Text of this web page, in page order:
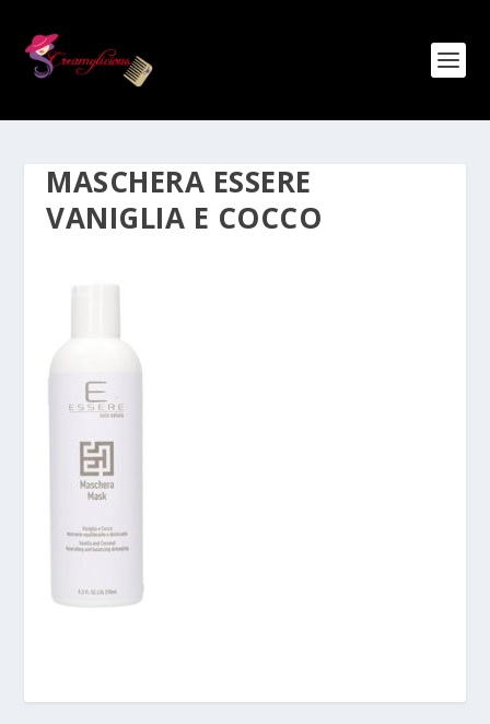
MASCHERA ESSERE
VANIGLIA E COCCO